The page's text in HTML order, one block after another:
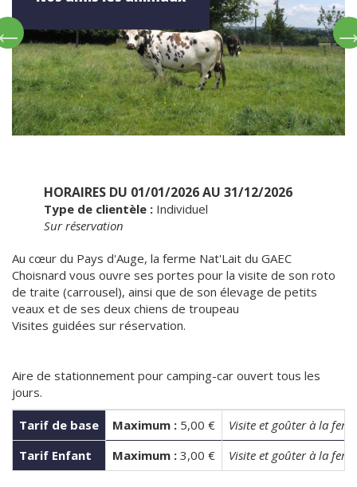
HORAIRES DU 01/01/2026 AU 31/12/2026
Type de clientèle : Individuel
Sur réservation
Au cœur du Pays d'Auge, la ferme Nat'Lait du GAEC
Choisnard vous ouvre ses portes pour la visite de son roto
de traite (carrousel), ainsi que de son élevage de petits
veaux et de ses deux chiens de troupeau
Visites guidées sur réservation.
Aire de stationnement pour camping-car ouvert tous les
jours.
Tarif de base Maximum : 5,00 €
Visite et goûter à la
Tarif Enfant
Maximum : 3,00 € Visite et goûter à la